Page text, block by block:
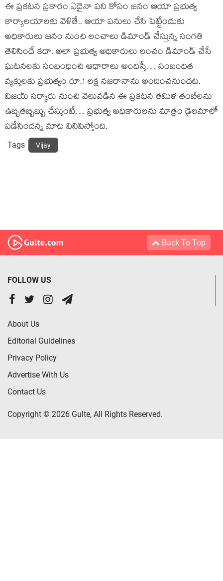
ఈ ప్రకటన ప్రకారం ఏదైనా పని కోసం జనం ఆయా ప్రభుత్వ
కార్యాలయాలకు వెళితే.. ఆయా పనులు చేసి పెట్టేందుకు
అధికారులు జనం నుంచి లంచాలు డిమాండ్ చేస్తున్న సంగతి
తెలిసిందే కదా. అలా ప్రభుత్వ అధికారులు లంచం డిమాండ్ చేసే
ఘటనలకు సంబంధించి ఆధారాలు అందిస్తే… సంబంధిత
వ్యక్తులకు ప్రభుత్వం రూ.1 లక్ష నజరానాను అందించనుందట.
విజయ్ సర్కారు నుంచి వెలువడిన ఈ ప్రకటన తమిళ తంబీలను
ఉబ్బితబ్బిబ్బు చేస్తుంటే… ప్రభుత్వ అధికారులను మాత్రం డైలమాలో
పడేసిందన్న మాట వినిపిస్తోంది.
Tags Vijay
Back To Top
FOLLOW US
About Us
Editorial Guidelines
Privacy Policy
Advertise With Us
Contact Us
Copyright © 2026 Gulte, All Rights Reserved.